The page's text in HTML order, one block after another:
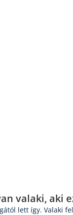
valaki, aki
lett így. Valaki